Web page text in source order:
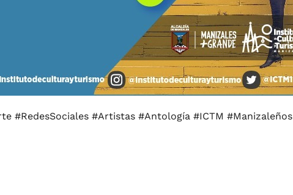
#RedesSociales #Artistas #Antología #ICTM #Manizaleños